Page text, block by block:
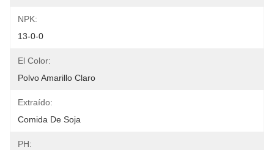
NPK:
13-0-0
El Color:
Polvo Amarillo Claro
Extraído:
Comida De Soja
PH: